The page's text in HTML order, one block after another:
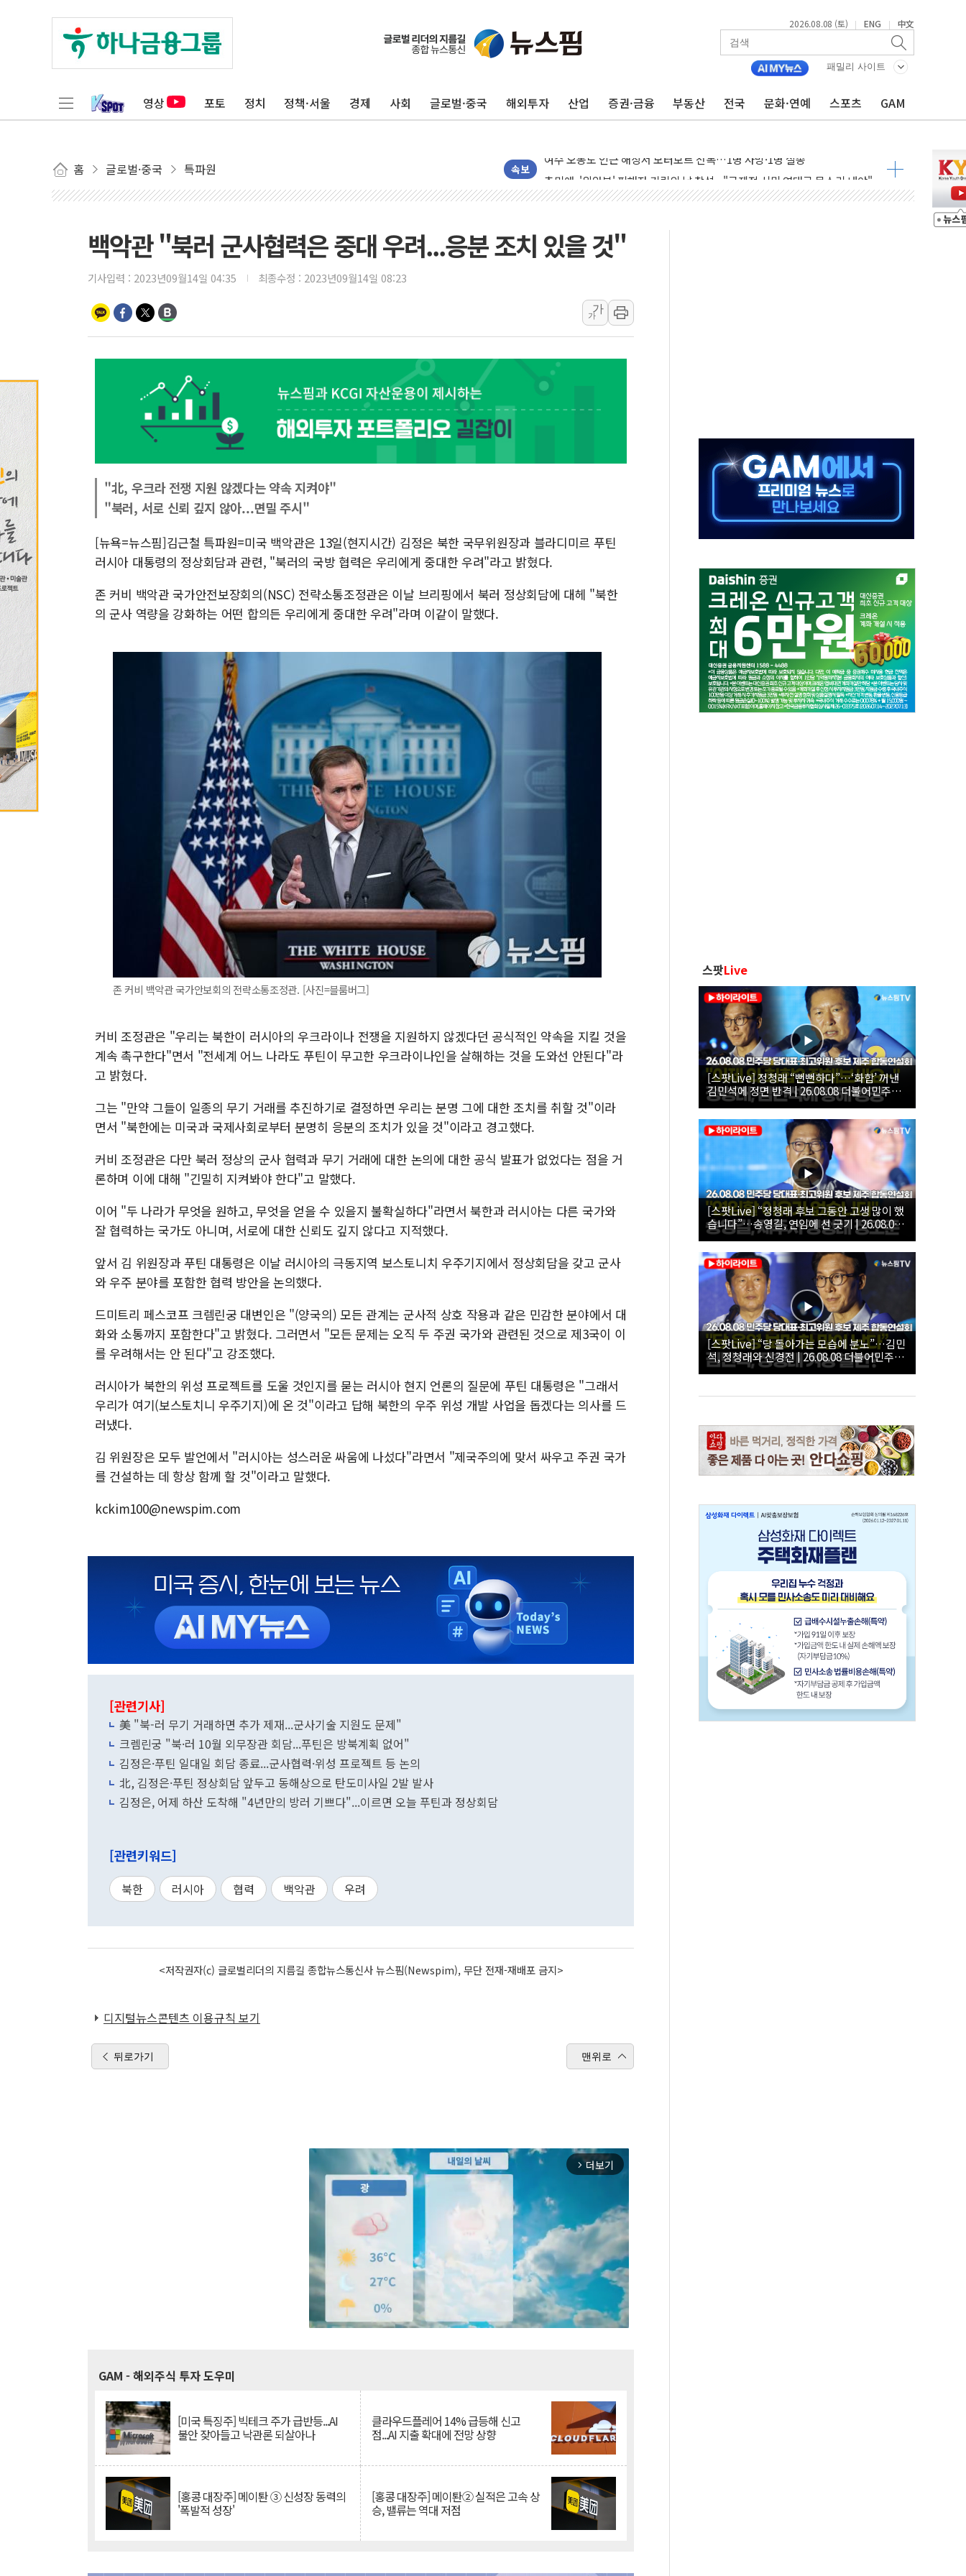
2026.08.08 (토) | ENG | 中文
패밀리 사이트
영상 포토 정치 정책·서울 경제 사회 글로벌·중국 해외투자 산업 증권·금융 부동산 전국 문화·연예 스포츠 GAM
홈 글로벌·중국 특파원 속보
서울 중랑구 주택가서 흉기 난동…60대 남성 2명 숨져
李대통령 "결혼 때문에 손해 보는 일 없게"…'결혼 페널티' 22개 과제 손본다
추미애, '위안부' 피해자 기림의 날 참석..."국제적 시민 연대로 목소리 내야"
인천 선재도 갯벌서 해루질 중 실종 60대 나흘만에 숨진 채 발견
'화합' 꺼낸 김민석에 '뻔뻔' 받아친 정청래…제주 연설서 신경전 고조
李대통령, ISA 개편 재검토 지시…與 "적극 환영"·野 "졸속 국정"
연일 폭염에 온열질환 사망 23명…정부, 비상대응기구 가동
中 전방위 아파트 부양, 수도 베이징도 부동산 규제 철폐
인제 용대리 계곡서 수위 상승으로 피서객 7명 고립…전원 구조
동해시, 11~14일 '별똥별 멍' 운영…페르세우스 유성우 관측
강원 중·남부 동해안 시간당 50mm 이상 폭우…호우경보 발효
청양 밭에서 일하던 90대 숨져…온열질환 여부 조사
李대통령, 'ISA·주가누르기 방지법' 전면 재검토 지시
'호우 특보' 경북 울진 시간당 20~30mm 강한 비...가뭄 해소될 듯
오세훈 "용산공원 주택 검토, 민주당 스스로 원칙 뒤집는 것"
백악관 "북러 군사협력은 중대 우려...응분 조치 있을 것"
기사입력 : 2023년09월14일 04:35 최종수정 : 2023년09월14일 08:23
가
가
"北, 우크라 전쟁 지원 않겠다는 약속 지켜야"
"북러, 서로 신뢰 깊지 않아...면밀 주시"
[뉴욕=뉴스핌]김근철 특파원=미국 백악관은 13일(현지시간) 김정은 북한 국무위원장과 블라디미르 푸틴
러시아 대통령의 정상회담과 관련, "북러의 국방 협력은 우리에게 중대한 우려"라고 밝혔다.
존 커비 백악관 국가안전보장회의(NSC) 전략소통조정관은 이날 브리핑에서 북러 정상회담에 대헤 "북한
의 군사 역량을 강화하는 어떤 합의든 우리에게 중대한 우려"라며 이같이 말했다.
존 커비 백악관 국가안보회의 전략소통조정관. [사진=블룸버그]
커비 조정관은 "우리는 북한이 러시아의 우크라이나 전쟁을 지원하지 않겠다던 공식적인 약속을 지킬 것을
계속 촉구한다"면서 "전세계 어느 나라도 푸틴이 무고한 우크라이나인을 살해하는 것을 도와선 안된다"라
고 밝혔다.
그는 "만약 그들이 일종의 무기 거래를 추진하기로 결정하면 우리는 분명 그에 대한 조치를 취할 것"이라
면서 "북한에는 미국과 국제사회로부터 분명히 응분의 조치가 있을 것"이라고 경고했다.
커비 조정관은 다만 북러 정상의 군사 협력과 무기 거래에 대한 논의에 대한 공식 발표가 없었다는 점을 거
론하며 이에 대해 "긴밀히 지켜봐야 한다"고 말했다.
이어 "두 나라가 무엇을 원하고, 무엇을 얻을 수 있을지 불확실하다"라면서 북한과 러시아는 다른 국가와
잘 협력하는 국가도 아니며, 서로에 대한 신뢰도 깊지 않다고 지적했다.
앞서 김 위원장과 푸틴 대통령은 이날 러시아의 극동지역 보스토니치 우주기지에서 정상회담을 갖고 군사
와 우주 분야를 포함한 협력 방안을 논의했다.
드미트리 페스코프 크렘린궁 대변인은 "(양국의) 모든 관계는 군사적 상호 작용과 같은 민감한 분야에서 대
화와 소통까지 포함한다"고 밝혔다. 그러면서 "모든 문제는 오직 두 주권 국가와 관련된 것으로 제3국이 이
를 우려해서는 안 된다"고 강조했다.
러시아가 북한의 위성 프로젝트를 도울 것인지를 묻는 러시아 현지 언론의 질문에 푸틴 대통령은 "그래서
우리가 여기(보스토치니 우주기지)에 온 것"이라고 답해 북한의 우주 위성 개발 사업을 돕겠다는 의사를 드
러냈다.
김 위원장은 모두 발언에서 "러시아는 성스러운 싸움에 나섰다"라면서 "제국주의에 맞서 싸우고 주권 국가
를 건설하는 데 항상 함께 할 것"이라고 말했다.
kckim100@newspim.com
[관련기사]
美 "북-러 무기 거래하면 추가 제재...군사기술 지원도 문제"
크렘린궁 "북·러 10월 외무장관 회담...푸틴은 방북계획 없어"
김정은·푸틴 일대일 회담 종료...군사협력·위성 프로젝트 등 논의
北, 김정은·푸틴 정상회담 앞두고 동해상으로 탄도미사일 2발 발사
김정은, 어제 하산 도착해 "4년만의 방러 기쁘다"...이르면 오늘 푸틴과 정상회담
[관련키워드]
북한 러시아 협력 백악관 우려
<저작권자(c) 글로벌리더의 지름길 종합뉴스통신사 뉴스핌(Newspim), 무단 전재-재배포 금지>
디지털뉴스콘텐츠 이용규칙 보기
뒤로가기 맨위로
arrow_forward_ios 더보기
GAM - 해외주식 투자 도우미
[미국 특징주] 빅테크 주가 급반등...AI
불안 잦아들고 낙관론 되살아나
클라우드플레어 14% 급등해 신고
점...AI 지출 확대에 전망 상향
[홍콩 대장주] 메이퇀 ③ 신성장 동력의
'폭발적 성장'
[홍콩 대장주] 메이퇀② 실적은 고속 상
승, 밸류는 역대 저점
스팟Live
[스팟Live] 정청래 “뻔뻔하다”…‘화합’ 꺼낸
김민석에 정면 반격 | 26.08.08 더불어민주당
당대표·최고위원 후보 제주 합동연설회
[스팟Live] “정청래 후보 그동안 고생 많이 했
습니다”…송영길, 연임에 선 긋기 | 26.08.08
더불어민주당 당대표·최고위원 후보 제주 합
동연설회
[스팟Live] “당 돌아가는 모습에 분노”…김민
석, 정청래와 신경전 | 26.08.08 더불어민주당
당대표·최고위원 후보 제주 합동연설회